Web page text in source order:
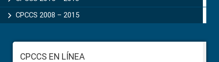
CPCCS 2008 – 2015
FooterCPCCS EN LÍNEA